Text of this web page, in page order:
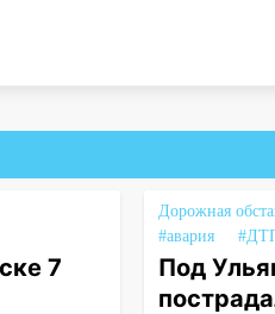
7
Дорожная
#авария
Под